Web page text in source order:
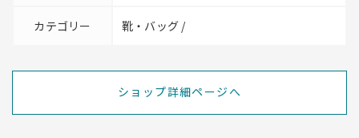
カテゴリー 靴・バッグ /
ショップ詳細ページへ